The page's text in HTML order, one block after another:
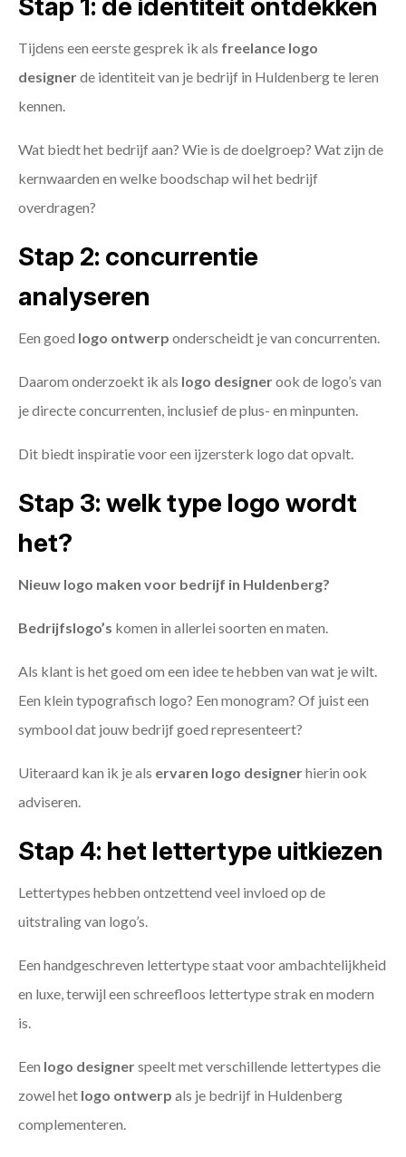
Stap 1: de identiteit ontdekken
Tijdens een eerste gesprek ik als freelance logo
designerde identiteit van je bedrijf in Huldenberg te leren
kennen.
Wat biedt het bedrijf aan? Wie is de doelgroep? Wat zijn de
kernwaarden en welke boodschap wil het bedrijf
overdragen?
Stap 2: concurrentie
analyseren
Een goed logo ontwerp onderscheidt je van concurrenten.
Daarom onderzoekt ik als logo designerook de logo’s van
je directe concurrenten, inclusief de plus- en minpunten.
Dit biedt inspiratie voor een ijzersterk logo dat opvalt.
Stap 3: welk type logo wordt
het?
Nieuw logo maken voor bedrijf in Huldenberg?
Bedrijfslogo’s komen in allerlei soorten en maten.
Als klant is het goed om een idee te hebben van wat je wilt.
Een klein typografisch logo? Een monogram? Of juist een
symbool dat jouw bedrijf goed representeert?
Uiteraard kan ik je als ervaren logo designerhierin ook
adviseren.
Stap 4: het lettertype uitkiezen
Lettertypes hebben ontzettend veel invloed op de
uitstraling van logo’s.
Een handgeschreven lettertype staat voor ambachtelijkheid
en luxe, terwijl een schreefloos lettertype strak en modern
is.
Een logo designerspeelt met verschillende lettertypes die
zowel het logo ontwerp als je bedrijf in Huldenberg
complementeren.